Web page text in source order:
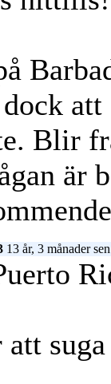
att
Blir
är
13 år, 3 månader sen